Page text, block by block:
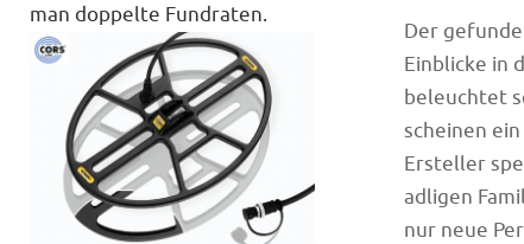
Der
Einblicke in
beleuchtet
scheinen
Ersteller
adligen
nur neue
man doppelte Fundraten.